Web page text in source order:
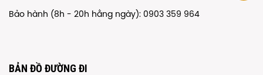
Bảo hành (8h - 20h hằng ngày): 0903 359 964
BẢN ĐỒ ĐƯỜNG ĐI